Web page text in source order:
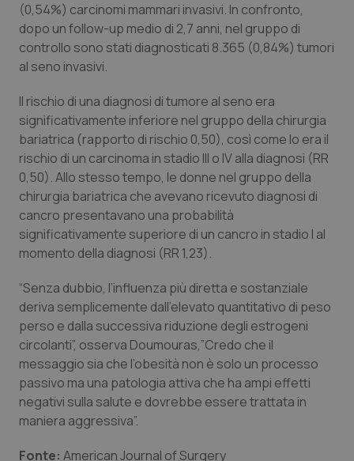
Lazio
Liguria
Lombardia
Marche
Molise
Piemonte
Provincia Autonoma di Bolzano
Provincia Autonoma di Trento
Puglia
Sardegna
Sicilia
Diabete & glucometri
Disturbi dell’umore
Dolore
Donna & Salute
Epatiti
HIV
Infezioni & Febbre
Ipertensione & Scompenso
Malattie rare
Malattia di Crohn & Rettocolite Ulcerosa
Neuroscienze & patologie neurodegenerative
(0,54%) carcinomi mammari invasivi. In confronto,
dopo un follow-up medio di 2,7 anni, nel gruppo di
controllo sono stati diagnosticati 8.365 (0,84%) tumori
al seno invasivi.
Il rischio di una diagnosi di tumore al seno era
significativamente inferiore nel gruppo della chirurgia
bariatrica (rapporto di rischio 0,50), così come lo era il
rischio di un carcinoma in stadio III o IV alla diagnosi (RR
0,50). Allo stesso tempo, le donne nel gruppo della
chirurgia bariatrica che avevano ricevuto diagnosi di
cancro presentavano una probabilità
significativamente superiore di un cancro in stadio I al
momento della diagnosi (RR 1,23).
“Senza dubbio, l’influenza più diretta e sostanziale
deriva semplicemente dall’elevato quantitativo di peso
perso e dalla successiva riduzione degli estrogeni
circolanti”, osserva Doumouras,”Credo che il
messaggio sia che l’obesità non è solo un processo
passivo ma una patologia attiva che ha ampi effetti
negativi sulla salute e dovrebbe essere trattata in
maniera aggressiva”.
Fonte: American Journal of Surgery